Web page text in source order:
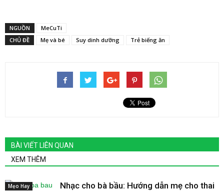
NGUỒN
MeCuTi
CHỦ ĐỀ
Mẹ và bé Suy dinh dưỡng Trẻ biếng ăn
BÀI VIẾT LIÊN QUAN
XEM THÊM
Mẹo Hay
Nhạc cho bà bầu: Hướng dẫn mẹ cho thai